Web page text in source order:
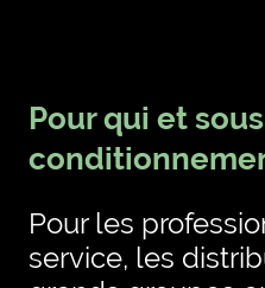
Pour qui et
Pour les
service, les